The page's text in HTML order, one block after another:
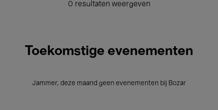
0 resultaten weergeven
Toekomstige evenementen
Jammer, deze maand geen evenementen bij Bozar